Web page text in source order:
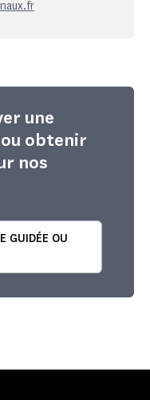
une
obtenir
nos
GUIDÉE OU